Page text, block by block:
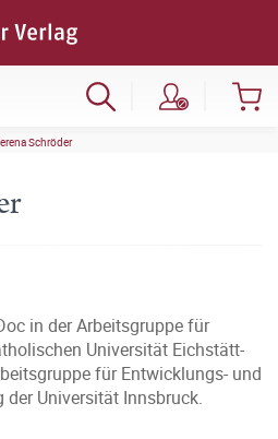
Schröder
in der Arbeitsgruppe für
Universität Eichstätt-
für Entwicklungs- und
Universität Innsbruck.